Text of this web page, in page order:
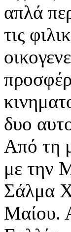
απλά
τις
δυο
Από τη
με την
Σάλμα
Μαίου.